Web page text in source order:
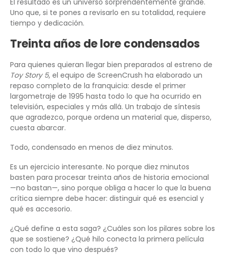
Uno que, si te pones a revisarlo en su totalidad, requiere
tiempo y dedicación.
Treinta años de lore condensados
Para quienes quieran llegar bien preparados al estreno de
Toy Story 5, el equipo de ScreenCrush ha elaborado un
repaso completo de la franquicia: desde el primer
largometraje de 1995 hasta todo lo que ha ocurrido en
televisión, especiales y más allá. Un trabajo de síntesis
que agradezco, porque ordena un material que, disperso,
cuesta abarcar.
Todo, condensado en menos de diez minutos.
Es un ejercicio interesante. No porque diez minutos
basten para procesar treinta años de historia emocional
—no bastan—, sino porque obliga a hacer lo que la buena
crítica siempre debe hacer: distinguir qué es esencial y
qué es accesorio.
¿Qué define a esta saga? ¿Cuáles son los pilares sobre los
que se sostiene? ¿Qué hilo conecta la primera película
con todo lo que vino después?